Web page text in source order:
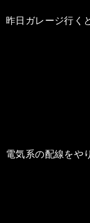
昨日ガレージ行く
電気系の配線をや